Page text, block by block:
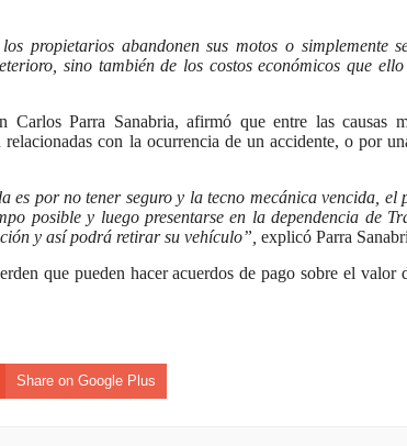
en Tuluá tendrá comedor comunitario
hacia una ruta definitiva de reasentamiento
Histórico
propietarios abandonen sus motos o simplemente
sino también de los costos económicos que
Parra Sanabria, afirmó que entre las causas
con la ocurrencia de un accidente, o por
es por no tener seguro y la tecno mecánica vencida, el
posible y luego presentarse en la dependencia de
y así podrá retirar su vehículo”, explicó Parra
que pueden hacer acuerdos de pago sobre el valor
Share on Google Plus